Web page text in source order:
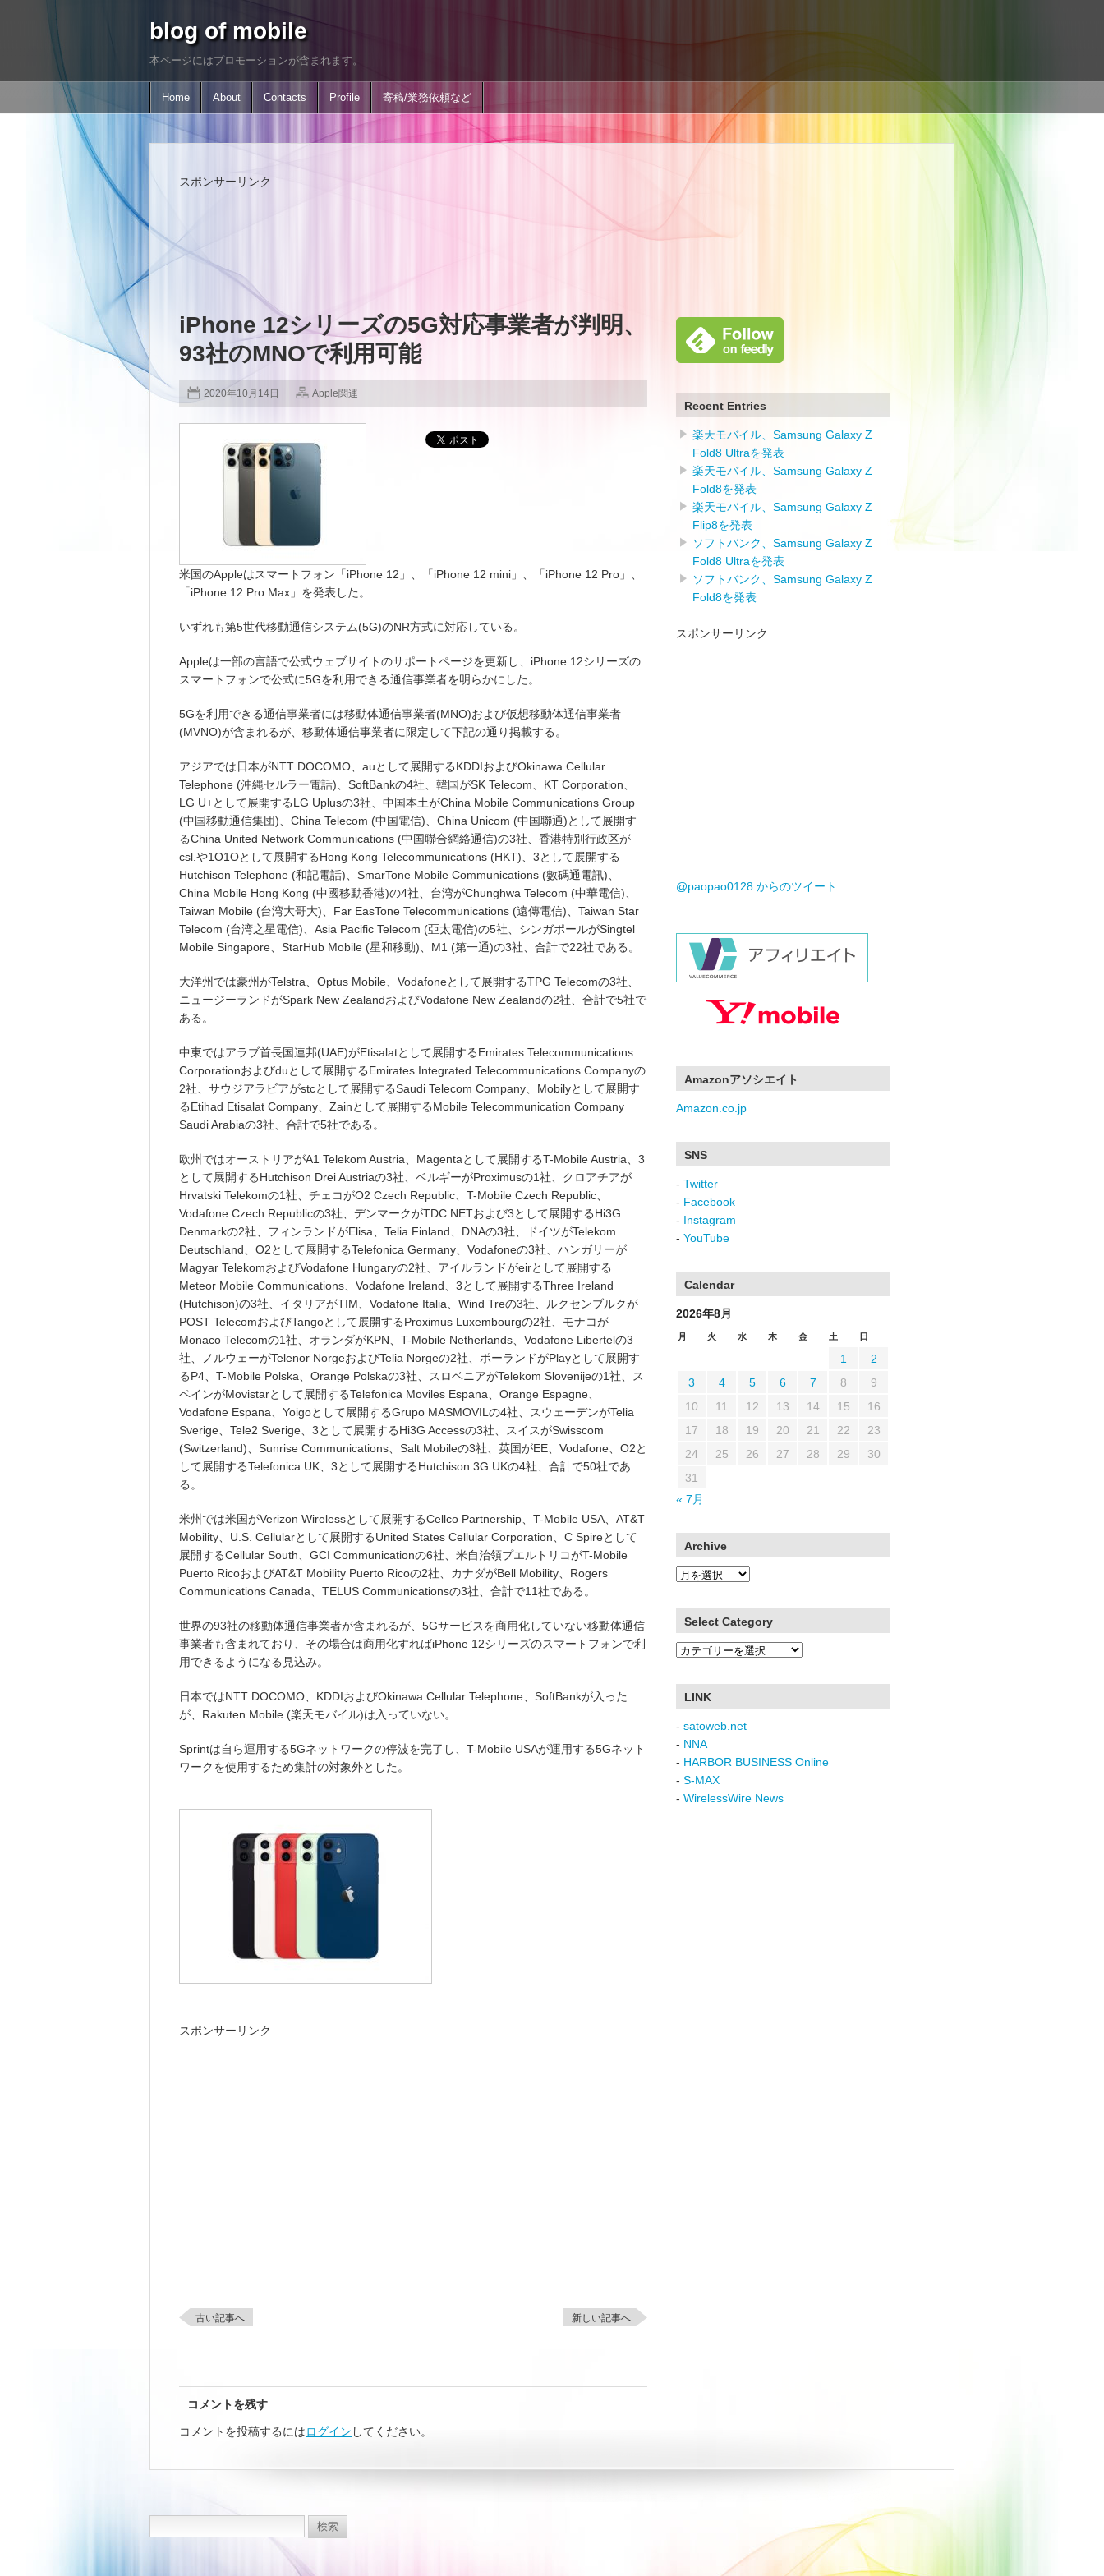
blog of mobile
本ページにはプロモーションが含まれます。
Home About Contacts Profile 寄稿/業務依頼など
スポンサーリンク
iPhone 12シリーズの5G対応事業者が判明、
93社のMNOで利用可能
2020年10月14日 Apple関連
米国のAppleはスマートフォン「iPhone 12」、「iPhone 12 mini」、「iPhone 12 Pro」、
「iPhone 12 Pro Max」を発表した。
いずれも第5世代移動通信システム(5G)のNR方式に対応している。
Appleは一部の言語で公式ウェブサイトのサポートページを更新し、iPhone 12シリーズの
スマートフォンで公式に5Gを利用できる通信事業者を明らかにした。
5Gを利用できる通信事業者には移動体通信事業者(MNO)および仮想移動体通信事業者
(MVNO)が含まれるが、移動体通信事業者に限定して下記の通り掲載する。
アジアでは日本がNTT DOCOMO、auとして展開するKDDIおよびOkinawa Cellular
Telephone (沖縄セルラー電話)、SoftBankの4社、韓国がSK Telecom、KT Corporation、
LG U+として展開するLG Uplusの3社、中国本土がChina Mobile Communications Group
(中国移動通信集団)、China Telecom (中国電信)、China Unicom (中国聯通)として展開す
るChina United Network Communications (中国聯合網絡通信)の3社、香港特別行政区が
csl.や1O1Oとして展開するHong Kong Telecommunications (HKT)、3として展開する
Hutchison Telephone (和記電話)、SmarTone Mobile Communications (數碼通電訊)、
China Mobile Hong Kong (中國移動香港)の4社、台湾がChunghwa Telecom (中華電信)、
Taiwan Mobile (台湾大哥大)、Far EasTone Telecommunications (遠傳電信)、Taiwan Star
Telecom (台湾之星電信)、Asia Pacific Telecom (亞太電信)の5社、シンガポールがSingtel
Mobile Singapore、StarHub Mobile (星和移動)、M1 (第一通)の3社、合計で22社である。
大洋州では豪州がTelstra、Optus Mobile、Vodafoneとして展開するTPG Telecomの3社、
ニュージーランドがSpark New ZealandおよびVodafone New Zealandの2社、合計で5社で
ある。
中東ではアラブ首長国連邦(UAE)がEtisalatとして展開するEmirates Telecommunications
Corporationおよびduとして展開するEmirates Integrated Telecommunications Companyの
2社、サウジアラビアがstcとして展開するSaudi Telecom Company、Mobilyとして展開す
るEtihad Etisalat Company、Zainとして展開するMobile Telecommunication Company
Saudi Arabiaの3社、合計で5社である。
欧州ではオーストリアがA1 Telekom Austria、Magentaとして展開するT-Mobile Austria、3
として展開するHutchison Drei Austriaの3社、ベルギーがProximusの1社、クロアチアが
Hrvatski Telekomの1社、チェコがO2 Czech Republic、T-Mobile Czech Republic、
Vodafone Czech Republicの3社、デンマークがTDC NETおよび3として展開するHi3G
Denmarkの2社、フィンランドがElisa、Telia Finland、DNAの3社、ドイツがTelekom
Deutschland、O2として展開するTelefonica Germany、Vodafoneの3社、ハンガリーが
Magyar TelekomおよびVodafone Hungaryの2社、アイルランドがeirとして展開する
Meteor Mobile Communications、Vodafone Ireland、3として展開するThree Ireland
(Hutchison)の3社、イタリアがTIM、Vodafone Italia、Wind Treの3社、ルクセンブルクが
POST TelecomおよびTangoとして展開するProximus Luxembourgの2社、モナコが
Monaco Telecomの1社、オランダがKPN、T-Mobile Netherlands、Vodafone Libertelの3
社、ノルウェーがTelenor NorgeおよびTelia Norgeの2社、ポーランドがPlayとして展開す
るP4、T-Mobile Polska、Orange Polskaの3社、スロベニアがTelekom Slovenijeの1社、ス
ペインがMovistarとして展開するTelefonica Moviles Espana、Orange Espagne、
Vodafone Espana、Yoigoとして展開するGrupo MASMOVILの4社、スウェーデンがTelia
Sverige、Tele2 Sverige、3として展開するHi3G Accessの3社、スイスがSwisscom
(Switzerland)、Sunrise Communications、Salt Mobileの3社、英国がEE、Vodafone、O2と
して展開するTelefonica UK、3として展開するHutchison 3G UKの4社、合計で50社であ
る。
米州では米国がVerizon Wirelessとして展開するCellco Partnership、T-Mobile USA、AT&T
Mobility、U.S. Cellularとして展開するUnited States Cellular Corporation、C Spireとして
展開するCellular South、GCI Communicationの6社、米自治領プエルトリコがT-Mobile
Puerto RicoおよびAT&T Mobility Puerto Ricoの2社、カナダがBell Mobility、Rogers
Communications Canada、TELUS Communicationsの3社、合計で11社である。
世界の93社の移動体通信事業者が含まれるが、5Gサービスを商用化していない移動体通信
事業者も含まれており、その場合は商用化すればiPhone 12シリーズのスマートフォンで利
用できるようになる見込み。
日本ではNTT DOCOMO、KDDIおよびOkinawa Cellular Telephone、SoftBankが入った
が、Rakuten Mobile (楽天モバイル)は入っていない。
Sprintは自ら運用する5Gネットワークの停波を完了し、T-Mobile USAが運用する5Gネット
ワークを使用するため集計の対象外とした。
スポンサーリンク
古い記事へ 新しい記事へ
コメントを残す
コメントを投稿するにはログイン してください。
Recent Entries
楽天モバイル、Samsung Galaxy Z
Fold8 Ultraを発表
楽天モバイル、Samsung Galaxy Z
Fold8を発表
楽天モバイル、Samsung Galaxy Z
Flip8を発表
ソフトバンク、Samsung Galaxy Z
Fold8 Ultraを発表
ソフトバンク、Samsung Galaxy Z
Fold8を発表
スポンサーリンク
@paopao0128 からのツイート
Amazonアソシエイト
Amazon.co.jp
SNS
- Twitter
- Facebook
- Instagram
- YouTube
Calendar
2026年8月
月 火 水 木 金 土 日
1
2
3
4 5 6 7 8
9
10
11 12 13 14 15
16
17
18 19 20 21 22
23
24
25 26 27 28 29
30
31
« 7月
Archive
Archive
Select Category
Select
LINK
- satoweb.net
- NNA
- HARBOR BUSINESS Online
- S-MAX
- WirelessWire News
索: